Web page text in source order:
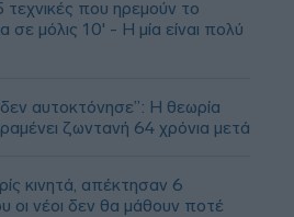
τεχνικές που ηρεμούν το
σε μόλις 10' - Η μία είναι πολύ
αυτοκτόνησε”: Η θεωρία
ζωντανή 64 χρόνια μετά
κινητά, απέκτησαν 6
οι νέοι δεν θα μάθουν ποτέ